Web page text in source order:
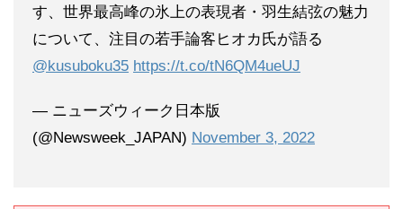
す、世界最高峰の氷上の表現者・羽生結弦の魅力
について、注目の若手論客ヒオカ氏が語る
@kusuboku35 https://t.co/tN6QM4ueUJ
— ニューズウィーク日本版
(@Newsweek_JAPAN) November 3, 2022